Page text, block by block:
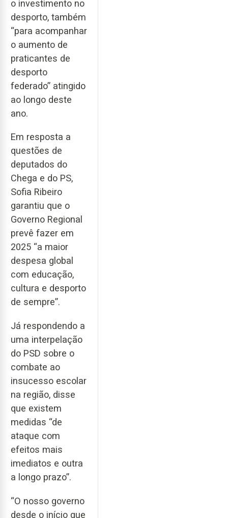
o investimento no
desporto, também
“para acompanhar
o aumento de
praticantes de
desporto
federado” atingido
ao longo deste
ano.
Em resposta a
questões de
deputados do
Chega e do PS,
Sofia Ribeiro
garantiu que o
Governo Regional
prevê fazer em
2025 “a maior
despesa global
com educação,
cultura e desporto
de sempre”.
Já respondendo a
uma interpelação
do PSD sobre o
combate ao
insucesso escolar
na região, disse
que existem
medidas “de
ataque com
efeitos mais
imediatos e outra
a longo prazo”.
“O nosso governo
desde o início que